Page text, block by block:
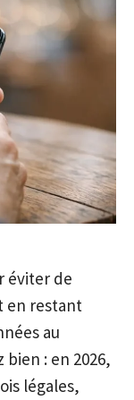
éviter de
en restant
au
: en 2026,
légales,